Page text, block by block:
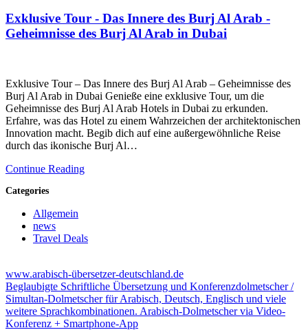
Exklusive Tour - Das Innere des Burj Al Arab -
Geheimnisse des Burj Al Arab in Dubai
Exklusive Tour – Das Innere des Burj Al Arab – Geheimnisse des
Burj Al Arab in Dubai Genieße eine exklusive Tour, um die
Geheimnisse des Burj Al Arab Hotels in Dubai zu erkunden.
Erfahre, was das Hotel zu einem Wahrzeichen der architektonischen
Innovation macht. Begib dich auf eine außergewöhnliche Reise
durch das ikonische Burj Al…
Continue Reading
Categories
Allgemein
news
Travel Deals
www.arabisch-übersetzer-deutschland.de
Beglaubigte Schriftliche Übersetzung und Konferenzdolmetscher /
Simultan-Dolmetscher für Arabisch, Deutsch, Englisch und viele
weitere Sprachkombinationen. Arabisch-Dolmetscher via Video-
Konferenz + Smartphone-App